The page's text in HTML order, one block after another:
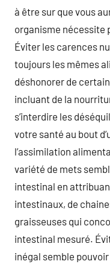
à être sur que vous
organisme nécessite
Éviter les carences
toujours les mêmes
déshonorer de
incluant de la
s’interdire les
votre santé au bout
l’assimilation
variété de mets
intestinal en
intestinaux, de
graisseuses qui
intestinal mesuré.
inégal semble